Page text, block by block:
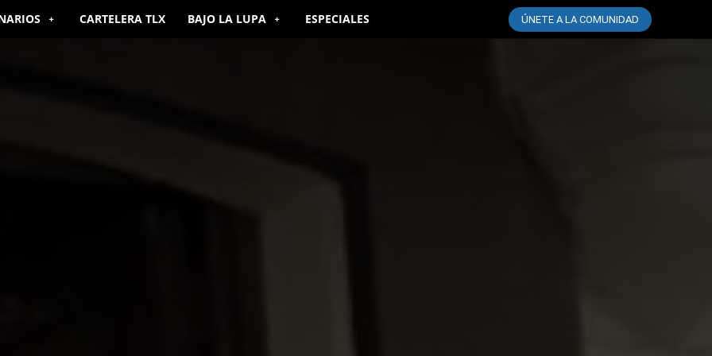
CARTELERA TLX BAJO LA LUPA ESPECIALES ÚNETE A LA COMUNIDAD